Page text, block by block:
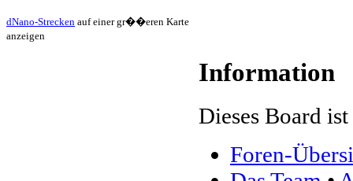
dNano-Strecken auf einer gr��eren Karte
anzeigen
Information
Dieses Board
Foren-